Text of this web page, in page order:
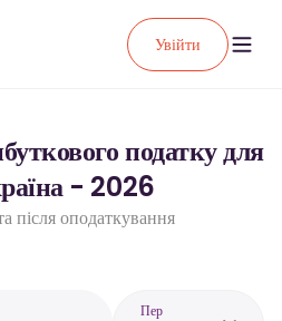
Увійти
податку для
- 2026
після оподаткування
Пер